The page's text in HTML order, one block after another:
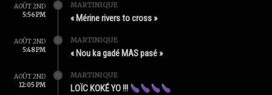
AOÛT 2ND
5:56 PM
MARTINIQUE
« Mérine rivers to cross »
AOÛT 2ND
5:48 PM
MARTINIQUE
« Nou ka gadé MAS pasé »
AOÛT 2ND
12:05 PM
MARTINIQUE
LOÏC KOKÉ YO !!!